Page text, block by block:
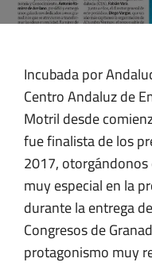
Incubada por
Centro Andaluz de
Motril desde
fue finalista de los
2017,
muy especial en la
durante la entrega
Congresos de
protagonismo muy